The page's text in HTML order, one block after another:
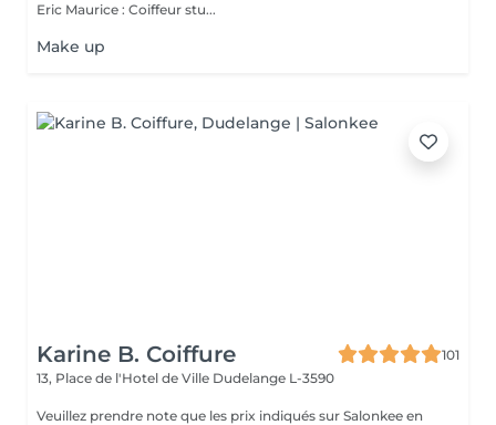
Eric Maurice : Coiffeur stu...
Make up
Karine B. Coiffure
101
13, Place de l'Hotel de Ville Dudelange L-3590
Veuillez prendre note que les prix indiqués sur Salonkee en